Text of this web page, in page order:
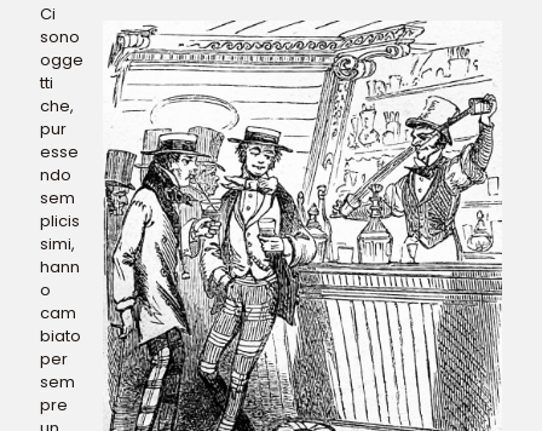
Ci
sono
ogge
tti
che,
pur
esse
ndo
sem
plicis
simi,
hann
o
cam
biato
per
sem
pre